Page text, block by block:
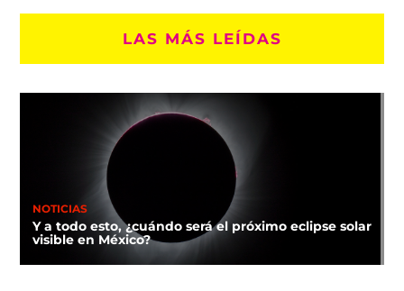
LAS MÁS LEÍDAS
NOTICIAS
Y a todo esto, ¿cuándo será el próximo eclipse solar
visible en México?